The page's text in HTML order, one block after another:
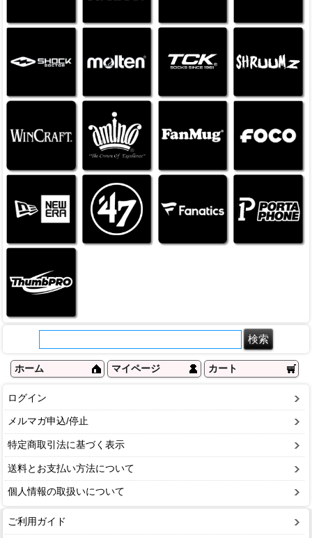
ホーム マイページ カート
ログイン
メルマガ申込/停止
特定商取引法に基づく表示
送料とお支払い方法について
個人情報の取扱いについて
ご利用ガイド